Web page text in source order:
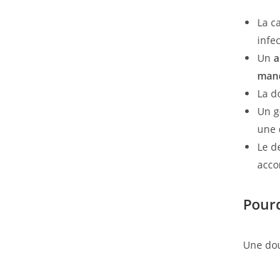
La
Un
La
Un
une
Le
Une